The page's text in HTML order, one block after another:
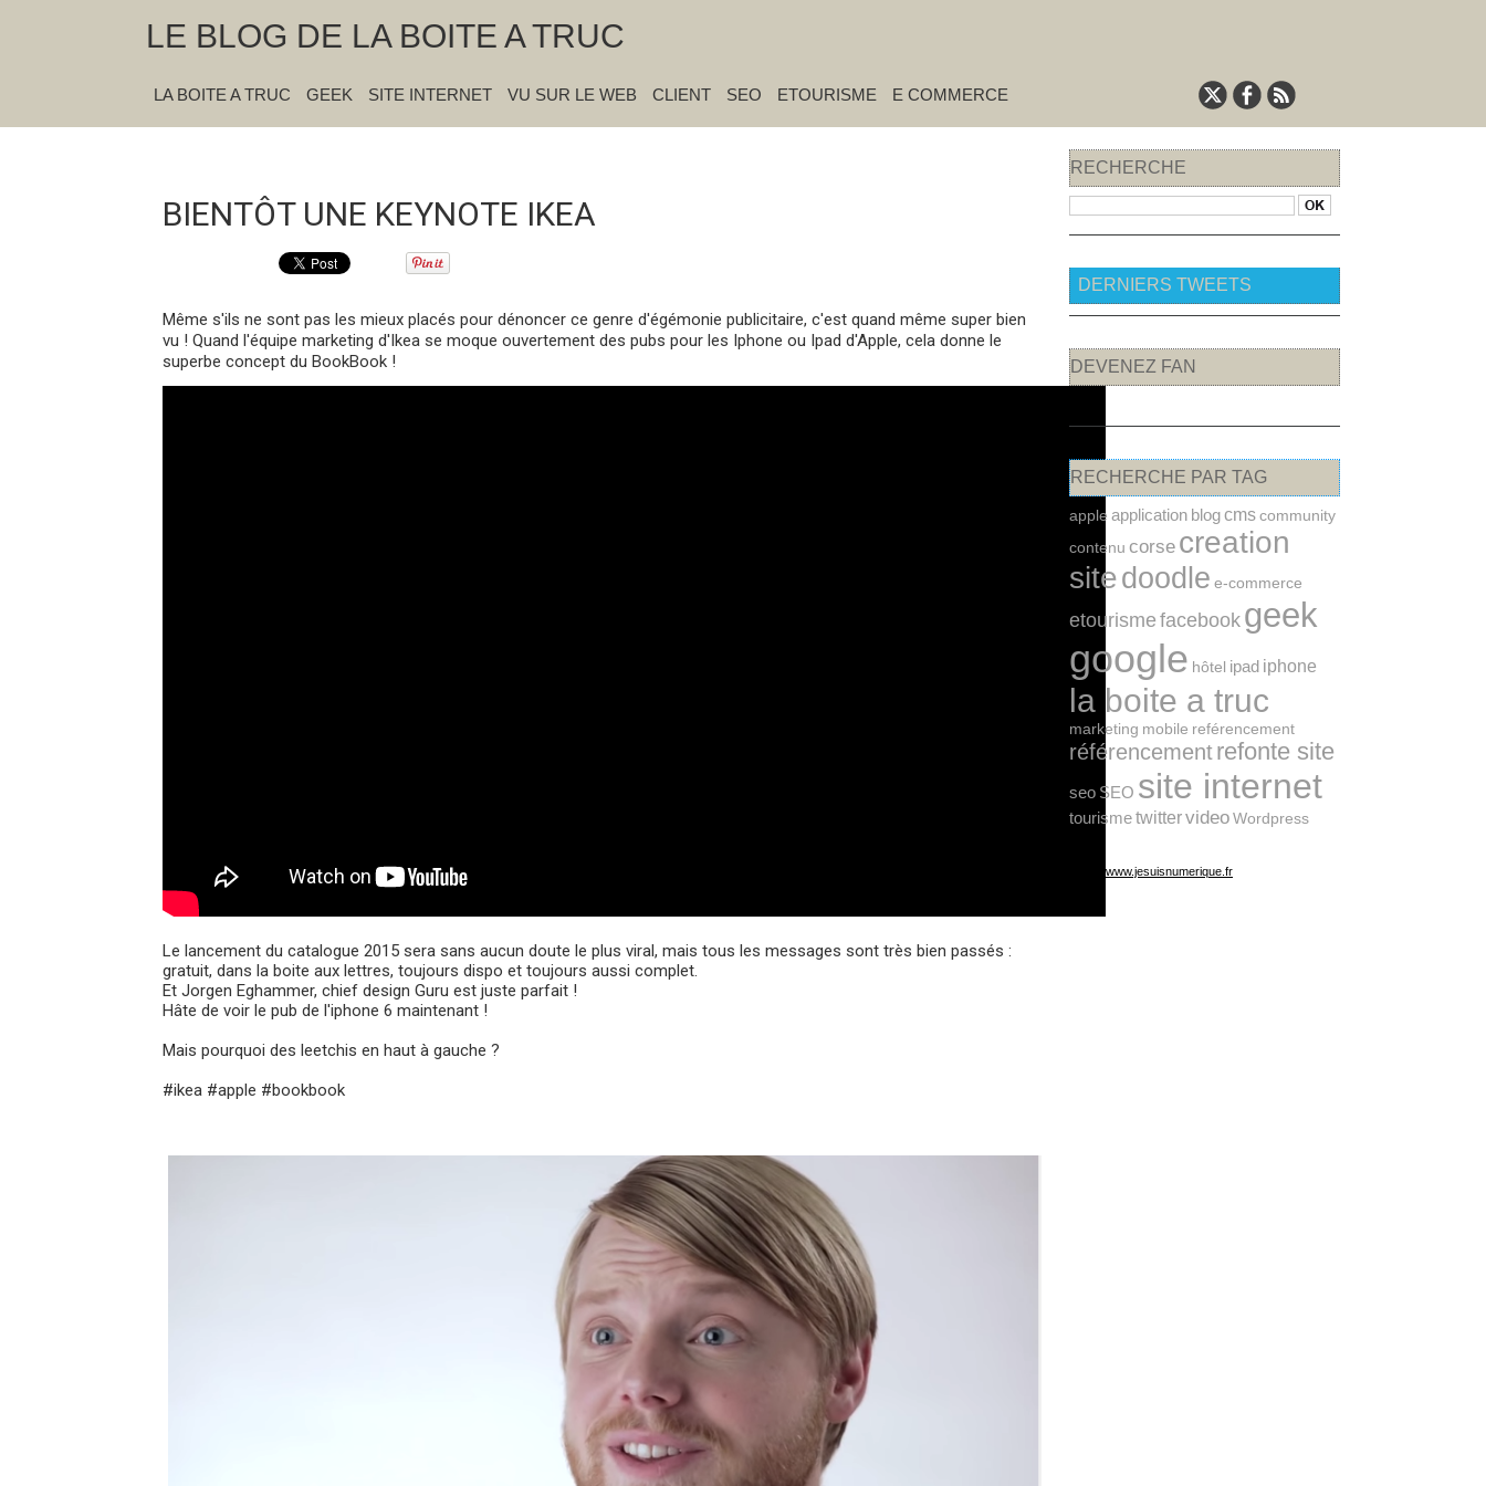
LE BLOG DE LA BOITE A TRUC
LA BOITE A TRUC GEEK SITE INTERNET VU SUR LE WEB CLIENT SEO ETOURISME E COMMERCE
BIENTÔT UNE KEYNOTE IKEA
Même s'ils ne sont pas les mieux placés pour dénoncer ce genre d'égémonie publicitaire, c'est quand même super bien
vu ! Quand l'équipe marketing d'Ikea se moque ouvertement des pubs pour les Iphone ou Ipad d'Apple, cela donne le
superbe concept du BookBook !
Le lancement du catalogue 2015 sera sans aucun doute le plus viral, mais tous les messages sont très bien passés :
gratuit, dans la boite aux lettres, toujours dispo et toujours aussi complet.
Et Jorgen Eghammer, chief design Guru est juste parfait !
Hâte de voir le pub de l'iphone 6 maintenant !
Mais pourquoi des leetchis en haut à gauche ?
#ikea #apple #bookbook
RECHERCHE
DERNIERS TWEETS
DEVENEZ FAN
RECHERCHE PAR TAG
apple application blogcmscommunity
contenu corse creation
sitedoodle e-commerce
etourisme facebook geek
google hôtel ipad iphone
la boite a truc
marketing mobile reférencement
référencementrefonte site
seo SEO site internet
tourismetwittervideoWordpress
https://www.jesuisnumerique.fr